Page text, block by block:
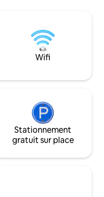
et
parfait pour les
d'affaires, les
familles.
Wifi
Stationnement
gratuit sur place